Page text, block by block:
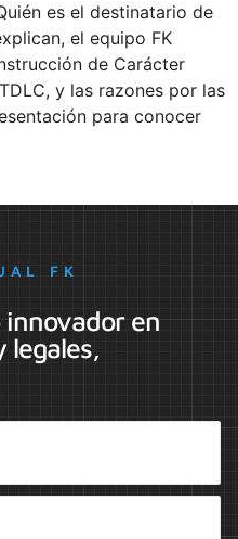
es el destinatario de
el equipo FK
de Carácter
y las razones por las
para conocer
FK
innovador en
legales,